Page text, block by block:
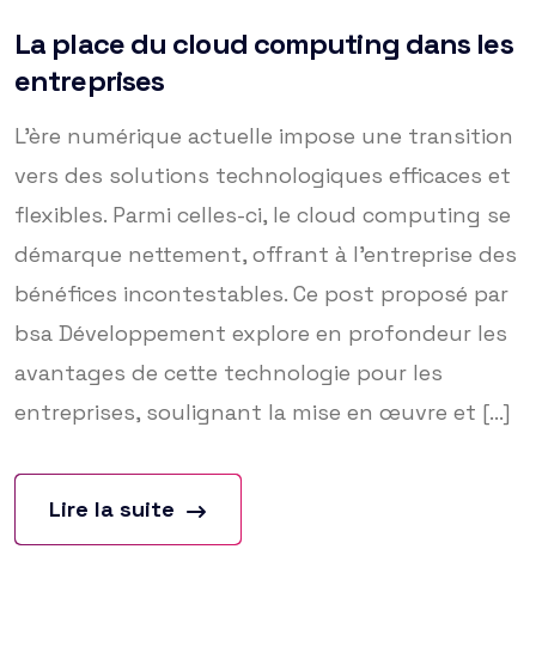
La place du cloud computing dans les
entreprises
L’ère numérique actuelle impose une transition
vers des solutions technologiques efficaces et
flexibles. Parmi celles-ci, le cloud computing se
démarque nettement, offrant à l’entreprise des
bénéfices incontestables. Ce post proposé par
bsa Développement explore en profondeur les
avantages de cette technologie pour les
entreprises, soulignant la mise en œuvre et [...]
Lire la suite